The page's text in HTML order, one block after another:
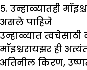
५. उन्हाळ्यातही
असले पाहिजे
उन्हाळ्यात
मॉइश्चरायझर ही
अतिनील किरण,